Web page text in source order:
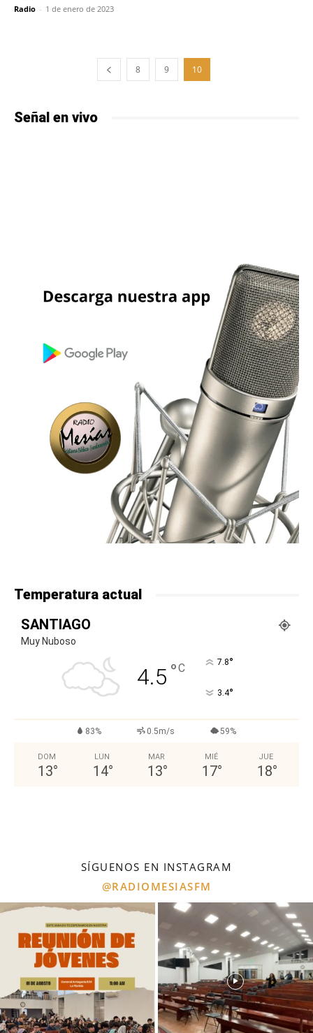
Radio - 1 de enero de 2023
8 9 10
Señal en vivo
Temperatura actual
SANTIAGO
Muy Nuboso
4.5 °C 7.8°
3.4°
83% 0.5m/s 59%
DOM
13°
LUN
14°
MAR
13°
MIÉ
17°
JUE
18°
SÍGUENOS EN INSTAGRAM
@RADIOMESIASFM